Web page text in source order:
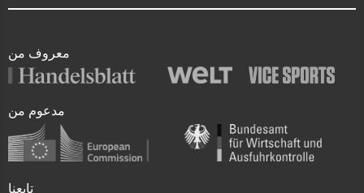
معروف من
مدعوم من
تابعنا